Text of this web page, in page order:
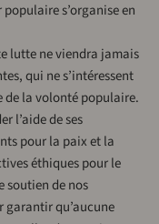
s’organise en
lutte ne viendra jamais
qui ne s’intéressent
de la volonté populaire.
l’aide de ses
pour la paix et la
éthiques pour le
de nos
garantir qu’aucune